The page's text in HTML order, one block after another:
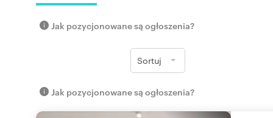
Jak pozycjonowane są ogłoszenia?
Sortuj
Jak pozycjonowane są ogłoszenia?